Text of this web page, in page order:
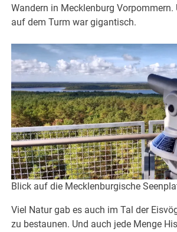
Wandern in Mecklenburg Vorpommern.
auf dem Turm war gigantisch.
Blick auf die Mecklenburgische
Viel Natur gab es auch im Tal der
zu bestaunen. Und auch jede Menge